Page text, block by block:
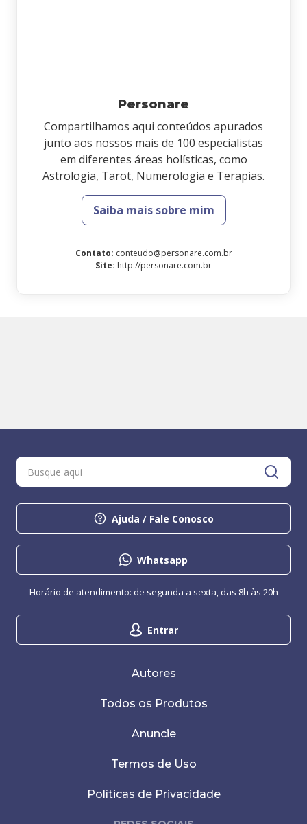
Personare
Compartilhamos aqui conteúdos apurados
junto aos nossos mais de 100 especialistas
em diferentes áreas holísticas, como
Astrologia, Tarot, Numerologia e Terapias.
Saiba mais sobre mim
Contato: conteudo@personare.com.br
Site: http://personare.com.br
Ajuda / Fale Conosco
Whatsapp
Entrar
Horário de atendimento: de segunda a sexta, das 8h às 20h
Autores
Todos os Produtos
Anuncie
Termos de Uso
Políticas de Privacidade